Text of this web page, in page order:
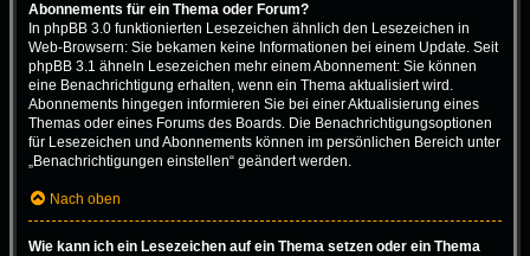
Abonnements für ein Thema oder Forum?
In phpBB 3.0 funktionierten Lesezeichen ähnlich den Lesezeichen in
Web-Browsern: Sie bekamen keine Informationen bei einem Update. Seit
phpBB 3.1 ähneln Lesezeichen mehr einem Abonnement: Sie können
eine Benachrichtigung erhalten, wenn ein Thema aktualisiert wird.
Abonnements hingegen informieren Sie bei einer Aktualisierung eines
Themas oder eines Forums des Boards. Die Benachrichtigungsoptionen
für Lesezeichen und Abonnements können im persönlichen Bereich unter
„Benachrichtigungen einstellen“ geändert werden.
Nach oben
Wie kann ich ein Lesezeichen auf ein Thema setzen oder ein Thema